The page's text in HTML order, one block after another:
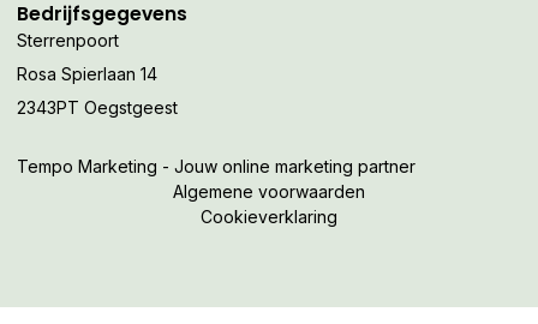
Bedrijfsgegevens
Sterrenpoort
Rosa Spierlaan 14
2343PT Oegstgeest
Tempo Marketing - Jouw online marketing partner
Algemene voorwaarden
Cookieverklaring